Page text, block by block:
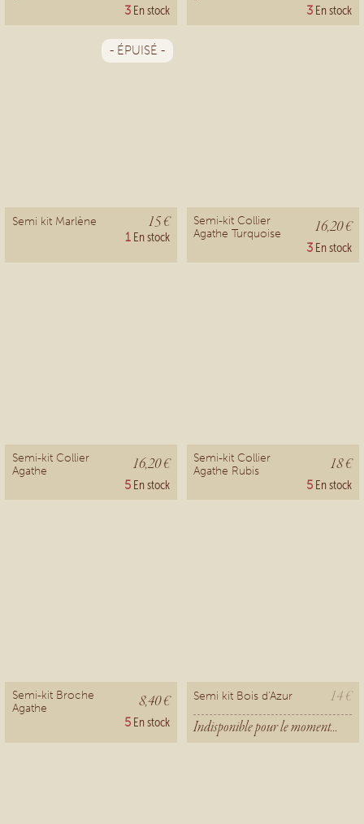
3 En stock 3 En stock
Semi kit Marlène 15 €
1 En stock
- ÉPUISÉ -
Semi-kit Collier
Agathe Turquoise
16,20 €
3 En stock
Semi-kit Collier
Agathe
16,20 €
5 En stock
Semi-kit Collier
Agathe Rubis
18 €
5 En stock
Semi-kit Broche
Agathe
8,40 €
5 En stock
Semi kit Bois d'Azur
14 €
Indisponible pour le moment...